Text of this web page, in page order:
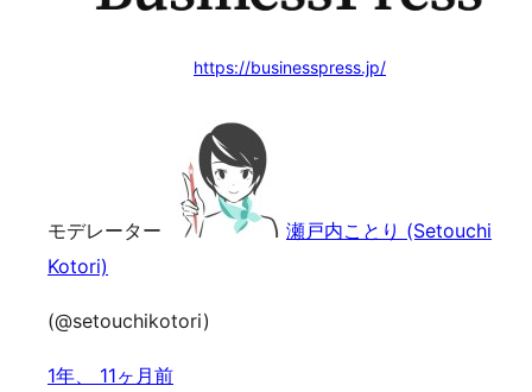
https://businesspress.jp/
モデレーター
瀬戸内ことり (Setouchi
Kotori)
(@setouchikotori)
1年、 11ヶ月前